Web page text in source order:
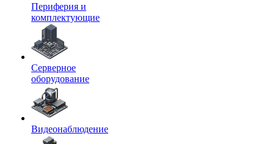
Периферия и
комплектующие
Серверное
оборудование
Видеонаблюдение